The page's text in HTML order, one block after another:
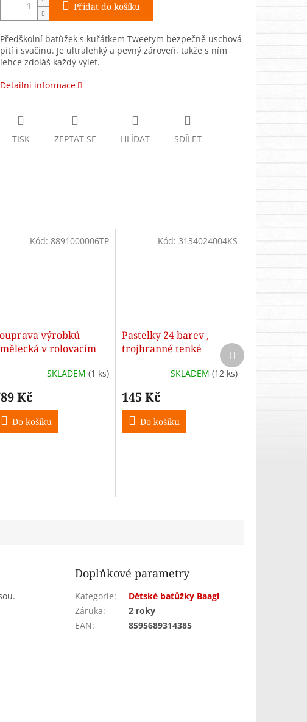
Přidat do košíku
Předškolní batůžek s kuřátkem Tweetym bezpečně uschová
pití i svačinu. Je ultralehký a pevný zároveň, takže s ním
lehce zdoláš každý výlet.
Detailní informace
TISK ZEPTAT SE HLÍDAT SDÍLET
výrobků
v rolovacím
SKLADEM(1 ks)
Kč
Do košíku
Kód:8891000006TP
Pastelky 24 barev ,
trojhranné tenké
SKLADEM (12 ks)
145 Kč
Do košíku
Kód: 3134024004KS
Další
produkt
Doplňkové parametry
Kategorie:
Dětské batůžky Baagl
Záruka:
2 roky
EAN: 8595689314385